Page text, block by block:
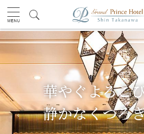
華やぐよろこ
静かなくつろ